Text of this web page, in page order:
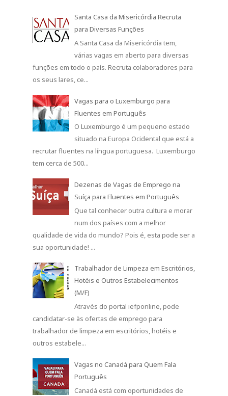
Santa Casa da Misericórdia Recruta
para Diversas Funções
A Santa Casa da Misericórdia tem,
várias vagas em aberto para diversas
funções em todo o país. Recruta colaboradores para
os seus lares, ce...
Vagas para o Luxemburgo para
Fluentes em Português
O Luxemburgo é um pequeno estado
situado na Europa Ocidental que está a
recrutar fluentes na língua portuguesa. Luxemburgo
tem cerca de 500...
Dezenas de Vagas de Emprego na
Suíça para Fluentes em Português
Que tal conhecer outra cultura e morar
num dos países com a melhor
qualidade de vida do mundo? Pois é, esta pode ser a
sua oportunidade! ...
Trabalhador de Limpeza em Escritórios,
Hotéis e Outros Estabelecimentos
(M/F)
Através do portal iefponline, pode
candidatar-se às ofertas de emprego para
trabalhador de limpeza em escritórios, hotéis e
outros estabele...
Vagas no Canadá para Quem Fala
Português
Canadá está com oportunidades de